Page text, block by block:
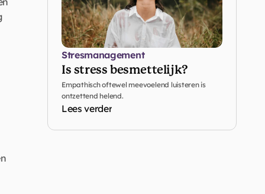
Stresmanagement
Is stress besmettelijk?
Empathisch oftewel meevoelend luisteren is
ontzettend helend.
Lees verder